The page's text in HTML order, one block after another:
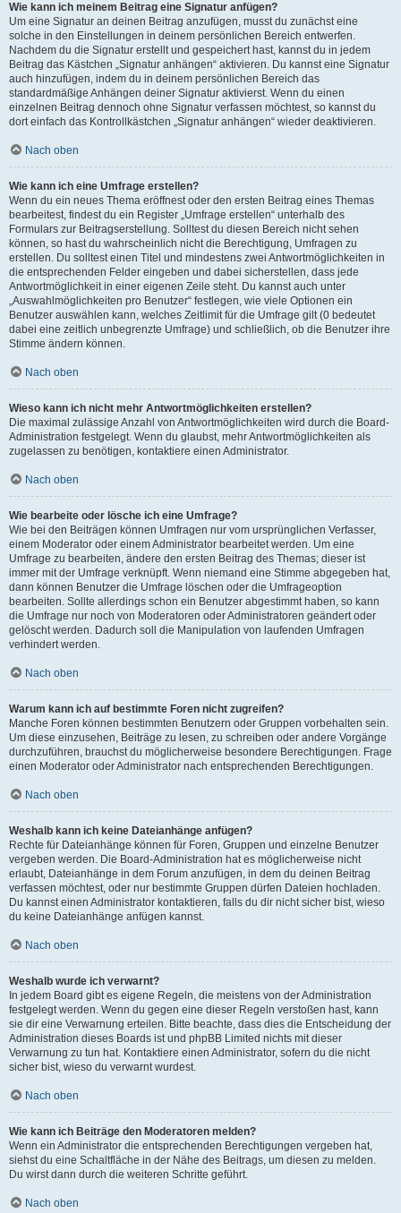
Wie kann ich meinem Beitrag eine Signatur anfügen?
Um eine Signatur an deinen Beitrag anzufügen, musst du zunächst eine
solche in den Einstellungen in deinem persönlichen Bereich entwerfen.
Nachdem du die Signatur erstellt und gespeichert hast, kannst du in jedem
Beitrag das Kästchen „Signatur anhängen“ aktivieren. Du kannst eine Signatur
auch hinzufügen, indem du in deinem persönlichen Bereich das
standardmäßige Anhängen deiner Signatur aktivierst. Wenn du einen
einzelnen Beitrag dennoch ohne Signatur verfassen möchtest, so kannst du
dort einfach das Kontrollkästchen „Signatur anhängen“ wieder deaktivieren.
Nach oben
Wie kann ich eine Umfrage erstellen?
Wenn du ein neues Thema eröffnest oder den ersten Beitrag eines Themas
bearbeitest, findest du ein Register „Umfrage erstellen“ unterhalb des
Formulars zur Beitragserstellung. Solltest du diesen Bereich nicht sehen
können, so hast du wahrscheinlich nicht die Berechtigung, Umfragen zu
erstellen. Du solltest einen Titel und mindestens zwei Antwortmöglichkeiten in
die entsprechenden Felder eingeben und dabei sicherstellen, dass jede
Antwortmöglichkeit in einer eigenen Zeile steht. Du kannst auch unter
„Auswahlmöglichkeiten pro Benutzer“ festlegen, wie viele Optionen ein
Benutzer auswählen kann, welches Zeitlimit für die Umfrage gilt (0 bedeutet
dabei eine zeitlich unbegrenzte Umfrage) und schließlich, ob die Benutzer ihre
Stimme ändern können.
Nach oben
Wieso kann ich nicht mehr Antwortmöglichkeiten erstellen?
Die maximal zulässige Anzahl von Antwortmöglichkeiten wird durch die Board-
Administration festgelegt. Wenn du glaubst, mehr Antwortmöglichkeiten als
zugelassen zu benötigen, kontaktiere einen Administrator.
Nach oben
Wie bearbeite oder lösche ich eine Umfrage?
Wie bei den Beiträgen können Umfragen nur vom ursprünglichen Verfasser,
einem Moderator oder einem Administrator bearbeitet werden. Um eine
Umfrage zu bearbeiten, ändere den ersten Beitrag des Themas; dieser ist
immer mit der Umfrage verknüpft. Wenn niemand eine Stimme abgegeben hat,
dann können Benutzer die Umfrage löschen oder die Umfrageoption
bearbeiten. Sollte allerdings schon ein Benutzer abgestimmt haben, so kann
die Umfrage nur noch von Moderatoren oder Administratoren geändert oder
gelöscht werden. Dadurch soll die Manipulation von laufenden Umfragen
verhindert werden.
Nach oben
Warum kann ich auf bestimmte Foren nicht zugreifen?
Manche Foren können bestimmten Benutzern oder Gruppen vorbehalten sein.
Um diese einzusehen, Beiträge zu lesen, zu schreiben oder andere Vorgänge
durchzuführen, brauchst du möglicherweise besondere Berechtigungen. Frage
einen Moderator oder Administrator nach entsprechenden Berechtigungen.
Nach oben
Weshalb kann ich keine Dateianhänge anfügen?
Rechte für Dateianhänge können für Foren, Gruppen und einzelne Benutzer
vergeben werden. Die Board-Administration hat es möglicherweise nicht
erlaubt, Dateianhänge in dem Forum anzufügen, in dem du deinen Beitrag
verfassen möchtest, oder nur bestimmte Gruppen dürfen Dateien hochladen.
Du kannst einen Administrator kontaktieren, falls du dir nicht sicher bist, wieso
du keine Dateianhänge anfügen kannst.
Nach oben
Weshalb wurde ich verwarnt?
In jedem Board gibt es eigene Regeln, die meistens von der Administration
festgelegt werden. Wenn du gegen eine dieser Regeln verstoßen hast, kann
sie dir eine Verwarnung erteilen. Bitte beachte, dass dies die Entscheidung der
Administration dieses Boards ist und phpBB Limited nichts mit dieser
Verwarnung zu tun hat. Kontaktiere einen Administrator, sofern du die nicht
sicher bist, wieso du verwarnt wurdest.
Nach oben
Wie kann ich Beiträge den Moderatoren melden?
Wenn ein Administrator die entsprechenden Berechtigungen vergeben hat,
siehst du eine Schaltfläche in der Nähe des Beitrags, um diesen zu melden.
Du wirst dann durch die weiteren Schritte geführt.
Nach oben